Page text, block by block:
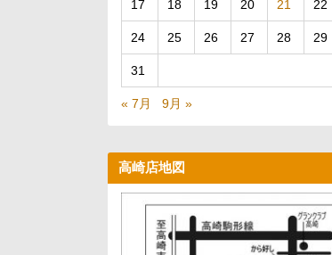
17 18 19 20 21 22
24 25 26 27 28 29
31
« 7月 9月 »
高崎店地図